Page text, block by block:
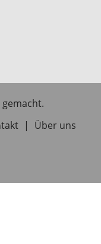
|
Über uns